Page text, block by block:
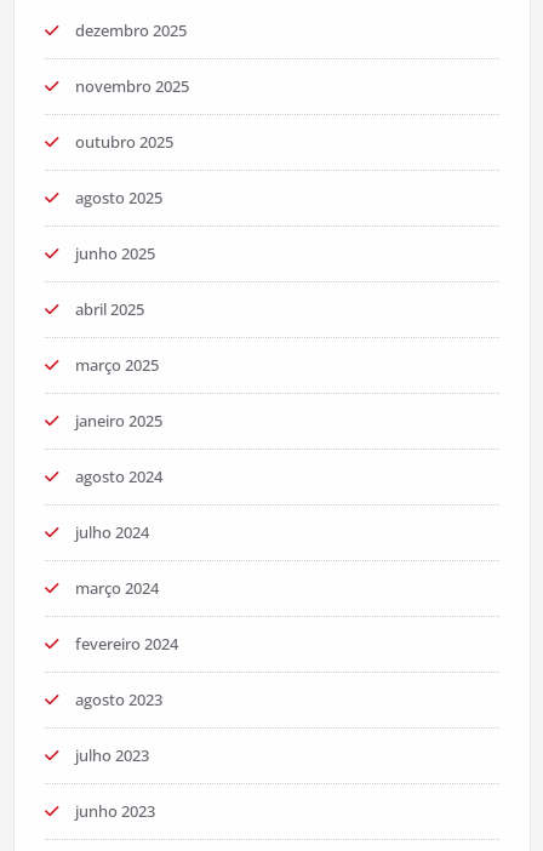
dezembro 2025
novembro 2025
outubro 2025
agosto 2025
junho 2025
abril 2025
março 2025
janeiro 2025
agosto 2024
julho 2024
março 2024
fevereiro 2024
agosto 2023
julho 2023
junho 2023